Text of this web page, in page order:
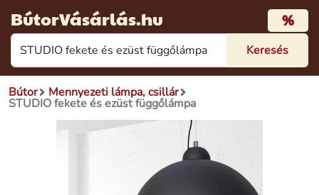
BútorVásárlás.hu %
Bútor Mennyezeti lámpa, csillár
STUDIO fekete és ezüst függőlámpa